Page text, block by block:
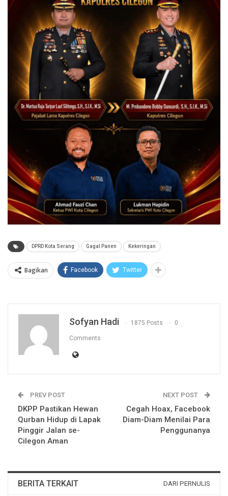
DPRD Kota Serang Gagal Panen Kekeringan
Bagikan Facebook Twitter
Sofyan Hadi 1875 Posts 0
Comments
PREV POST
DKPP Pastikan Hewan
Qurban Hidup di Lapak
Pinggir Jalan se-
Cilegon Aman
NEXT POST
Cegah Hoax, Facebook
Diam-Diam Menilai Para
Penggunanya
BERITA TERKAIT DARI PERNULIS